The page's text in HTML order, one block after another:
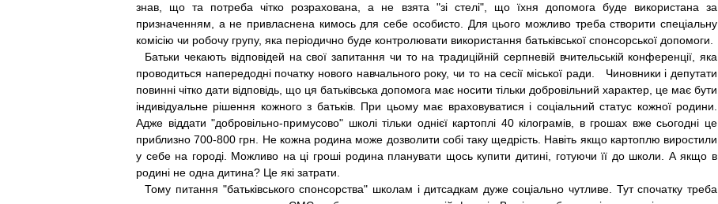
знав, що та потреба чітко розрахована, а не взята "зі стелі", що їхня допомога буде використана за
призначенням, а не привласнена кимось для себе особисто. Для цього можливо треба створити спеціальну
комісію чи робочу групу, яка періодично буде контролювати використання батьківської спонсорської допомоги.
Батьки чекають відповідей на свої запитання чи то на традиційній серпневій вчительській конференції, яка
проводиться напередодні початку нового навчального року, чи то на сесії міської ради. Чиновники і депутати
повинні чітко дати відповідь, що ця батьківська допомога має носити тільки добровільний характер, це має бути
індивідуальне рішення кожного з батьків. При цьому має враховуватися і соціальний статус кожної родини.
Адже віддати "добровільно-примусово" школі тільки однієї картоплі 40 кілограмів, в грошах вже сьогодні це
приблизно 700-800 грн. Не кожна родина може дозволити собі таку щедрість. Навіть якщо картоплю виростили
у себе на городі. Можливо на ці гроші родина планувати щось купити дитині, готуючи її до школи. А якщо в
родині не одна дитина? Це які затрати.
Тому питання "батьківського спонсорства" школам і дитсадкам дуже соціально чутливе. Тут спочатку треба